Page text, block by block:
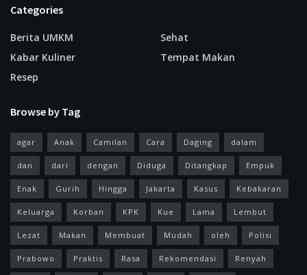
Categories
Berita UMKM
Kabar Kuliner
Resep
Sehat
Tempat Makan
Browse by Tag
agar Anak Camilan Cara Daging dalam
dan dari dengan Diduga Ditangkap Empuk
Enak Gurih Hingga Jakarta Kasus Kebakaran
Keluarga Korban KPK Kue Lama Lembut
Lezat Makan Membuat Mudah oleh Polisi
Prabowo Praktis Rasa Rekomendasi Renyah